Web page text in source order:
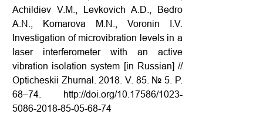
Achildiev V.M., Levkovich A.D., Bedro
A.N., Komarova M.N., Voronin I.V.
Investigation of microvibration levels in a
laser interferometer with an active
vibration isolation system [in Russian] //
Opticheskii Zhurnal.
2018. V. 85. № 5. P.
68–74. http://doi.org/10.17586/1023-
5086-2018-85-05-68-74